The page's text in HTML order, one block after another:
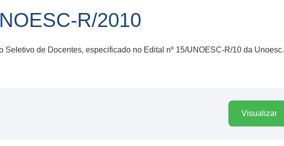
R/2010
Seletivo de Docentes, especificado no Edital nº 15/UNOESC-R/10 da Unoesc.
Visualizar